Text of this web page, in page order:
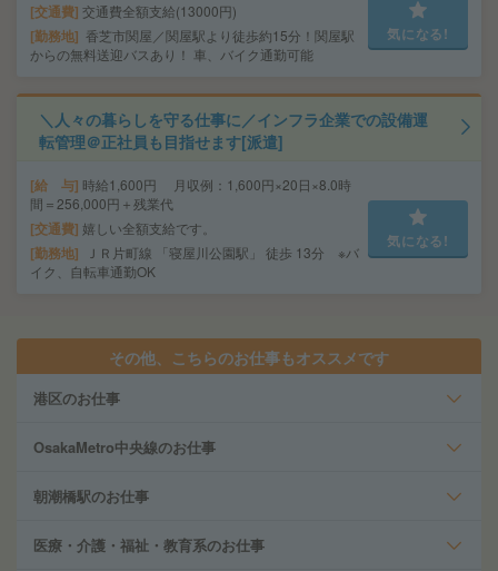
交通費 交通費全額支給(13000円)
勤務地 香芝市関屋／関屋駅より徒歩約15分！関屋駅
からの無料送迎バスあり！ 車、バイク通勤可能
気になる!
＼人々の暮らしを守る仕事に／インフラ企業での設備運
転管理＠正社員も目指せます[派遣]
給 与 時給1,600円 月収例：1,600円×20日×8.0時
間＝256,000円＋残業代
交通費 嬉しい全額支給です。
勤務地
ＪＲ片町線 「寝屋川公園駅」 徒歩 13分 ※バ
イク、自転車通勤OK
気になる!
その他、こちらのお仕事もオススメです
港区のお仕事
OsakaMetro中央線のお仕事
朝潮橋駅のお仕事
医療・介護・福祉・教育系のお仕事